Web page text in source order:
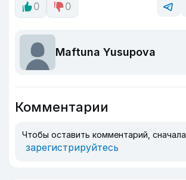
0
0
Maftuna Yusupova
Комментарии
Чтобы оставить комментарий, сначала
зарегистрируйтесь